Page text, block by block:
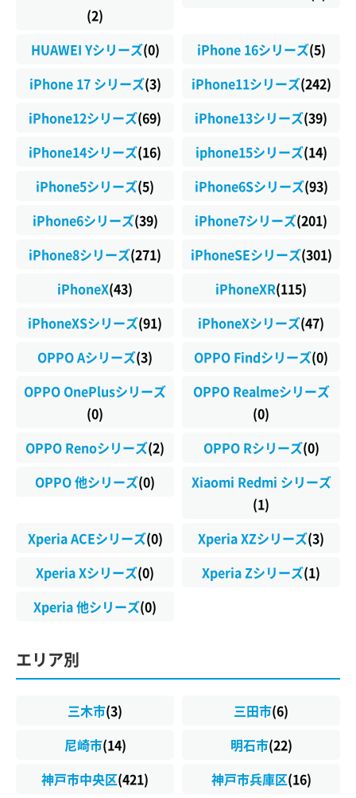
(2)
HUAWEI Yシリーズ(0) iPhone 16シリーズ(5)
iPhone 17 シリーズ(3) iPhone11シリーズ(242)
iPhone12シリーズ(69) iPhone13シリーズ(39)
iPhone14シリーズ(16) iphone15シリーズ(14)
iPhone5シリーズ(5) iPhone6Sシリーズ(93)
iPhone6シリーズ(39) iPhone7シリーズ(201)
iPhone8シリーズ(271) iPhoneSEシリーズ(301)
iPhoneX(43) iPhoneXR(115)
iPhoneXSシリーズ(91) iPhoneXシリーズ(47)
OPPO Aシリーズ(3) OPPO Findシリーズ(0)
OPPO OnePlusシリーズ
(0)
OPPO Realmeシリーズ
(0)
OPPO Renoシリーズ(2) OPPO Rシリーズ(0)
OPPO 他シリーズ(0)
Xiaomi Redmi シリーズ
(1)
Xperia ACEシリーズ(0) Xperia XZシリーズ(3)
Xperia Xシリーズ(0) Xperia Zシリーズ(1)
Xperia 他シリーズ(0)
エリア別
三木市(3) 三田市(6)
尼崎市(14) 明石市(22)
神戸市中央区(421) 神戸市兵庫区(16)